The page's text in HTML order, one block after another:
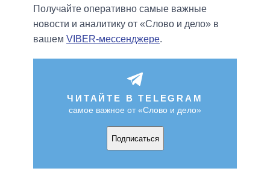
Получайте оперативно самые важные
новости и аналитику от «Слово и дело» в
вашем VIBER-мессенджере.
ЧИТАЙТЕ В TELEGRAM
самое важное от «Слово и дело»
Подписаться